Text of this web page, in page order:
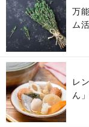
万
ム
レ
ん